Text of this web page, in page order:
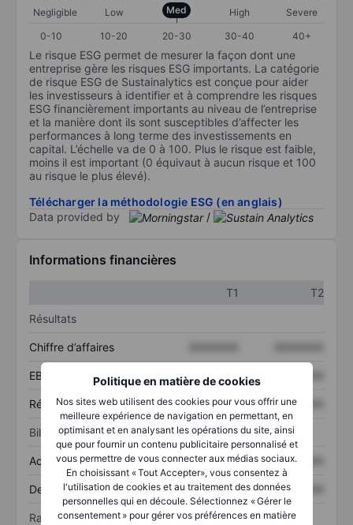
Politique en matière de cookies
Nos sites web utilisent des cookies pour vous offrir une
meilleure expérience de navigation en permettant, en
optimisant et en analysant les opérations du site, ainsi
que pour fournir un contenu publicitaire personnalisé et
vous permettre de vous connecter aux médias sociaux.
En choisissant « Tout Accepter», vous consentez à
l'utilisation de cookies et au traitement des données
personnelles qui en découle. Sélectionnez « Gérer le
consentement » pour gérer vos préférences en matière
Negligible Low Med High
Severe
0-10
10-20 20-30 30-40 40+
Le risque ESG permet de mesurer la façon dont une
entreprise gère les risques ESG importants. La catégorie
de risque ESG de Sustainalytics est conçue pour aider
les investisseurs à identifier et à comprendre les risques
ESG financièrement importants au niveau de l’entreprise
et la manière dont ils sont susceptibles d’affecter les
performances à long terme des investissements en
capital. L’échelle va de 0 à 100. Plus le risque est faible,
moins il est important (0 équivaut à aucun risque et 100
au risque le plus élevé).
Télécharger la méthodologie ESG (en anglais)
Data provided by
/
Informations financières
T1
T2
Résultats
Chiffre d’affaires
EBITDA XXXXXXX
Résultat net XXXXXXX XXXXXXX
Bilan
Actif total XXXXXXX XXXXXXX
Dette totale XXXXXXX XXXXXXX
Ratios